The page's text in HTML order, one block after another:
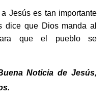
Jesús es tan importante
que Dios manda al
que el pueblo se
Noticia de Jesús,